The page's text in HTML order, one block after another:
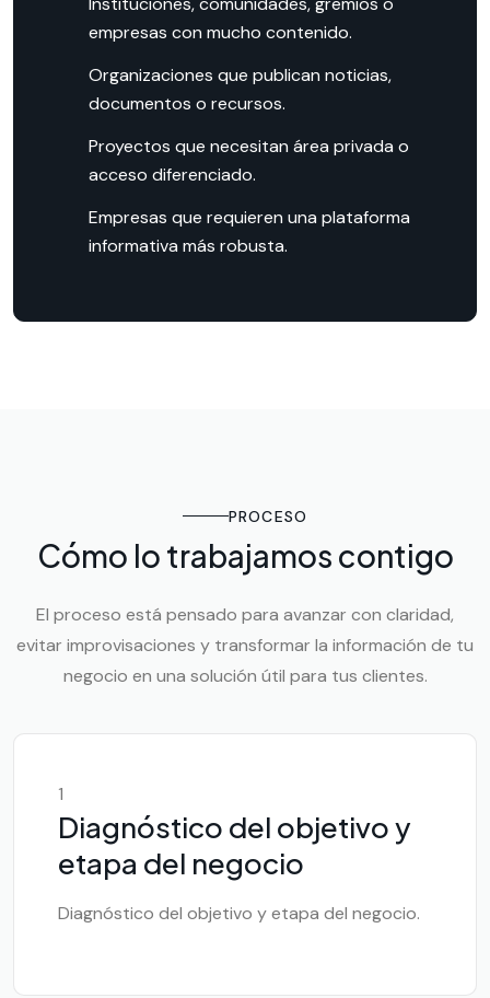
empresas con mucho contenido.
Organizaciones que publican noticias,
documentos o recursos.
Proyectos que necesitan área privada o
acceso diferenciado.
Empresas que requieren una plataforma
informativa más robusta.
PROCESO
Cómo lo trabajamos contigo
El proceso está pensado para avanzar con claridad,
evitar improvisaciones y transformar la información de tu
negocio en una solución útil para tus clientes.
1
Diagnóstico del objetivo y
etapa del negocio
Diagnóstico del objetivo y etapa del negocio.